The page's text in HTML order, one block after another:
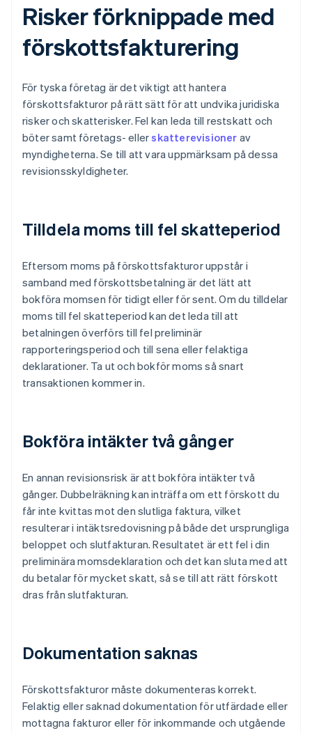
Risker förknippade med
förskottsfakturering
För tyska företag är det viktigt att hantera
förskottsfakturor på rätt sätt för att undvika juridiska
risker och skatterisker. Fel kan leda till restskatt och
böter samt företags- ellerskatterevisioner av
myndigheterna. Se till att vara uppmärksam på dessa
revisionsskyldigheter.
Tilldela moms till fel skatteperiod
Eftersom moms på förskottsfakturor uppstår i
samband med förskottsbetalning är det lätt att
bokföra momsen för tidigt eller för sent. Om du tilldelar
moms till fel skatteperiod kan det leda till att
betalningen överförs till fel preliminär
rapporteringsperiod och till sena eller felaktiga
deklarationer. Ta ut och bokför moms så snart
transaktionen kommer in.
Bokföra intäkter två gånger
En annan revisionsrisk är att bokföra intäkter två
gånger. Dubbelräkning kan inträffa om ett förskott du
får inte kvittas mot den slutliga faktura, vilket
resulterar i intäktsredovisning på både det ursprungliga
beloppet och slutfakturan. Resultatet är ett fel i din
preliminära momsdeklaration och det kan sluta med att
du betalar för mycket skatt, så se till att rätt förskott
dras från slutfakturan.
Dokumentation saknas
Förskottsfakturor måste dokumenteras korrekt.
Felaktig eller saknad dokumentation för utfärdade eller
mottagna fakturor eller för inkommande och utgående